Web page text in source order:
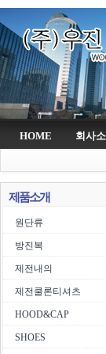
HOME 회사
제품소개
원단류
방진복
제전내의
제전쿨론티셔츠
HOOD&CAP
SHOES